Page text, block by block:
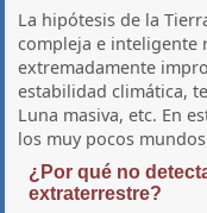
La hipótesis de la
compleja e inteligente
extremadamente
estabilidad climática,
Luna masiva, etc. En
los muy pocos
¿Por qué no
extraterrestre?